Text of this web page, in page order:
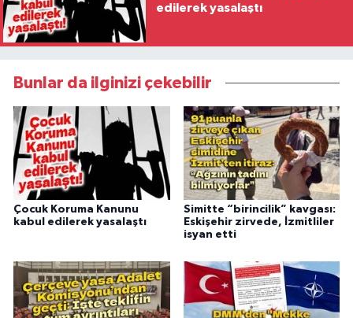
edilerek yasalaştı
Bunlar da ilginizi çekebilir
Çocuk Koruma Kanunu
kabul edilerek yasalaştı
Simitte “birincilik” kavgası:
Eskişehir zirvede, İzmitliler
isyan etti